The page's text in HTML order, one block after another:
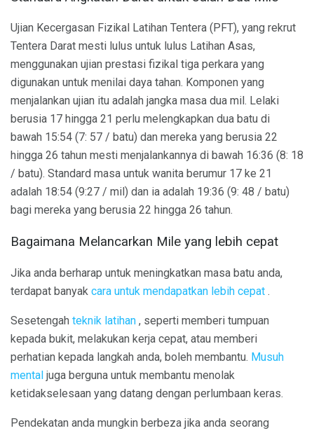
Ujian Kecergasan Fizikal Latihan Tentera (PFT), yang rekrut
Tentera Darat mesti lulus untuk lulus Latihan Asas,
menggunakan ujian prestasi fizikal tiga perkara yang
digunakan untuk menilai daya tahan. Komponen yang
menjalankan ujian itu adalah jangka masa dua mil. Lelaki
berusia 17 hingga 21 perlu melengkapkan dua batu di
bawah 15:54 (7: 57 / batu) dan mereka yang berusia 22
hingga 26 tahun mesti menjalankannya di bawah 16:36 (8: 18
/ batu). Standard masa untuk wanita berumur 17 ke 21
adalah 18:54 (9:27 / mil) dan ia adalah 19:36 (9: 48 / batu)
bagi mereka yang berusia 22 hingga 26 tahun.
Bagaimana Melancarkan Mile yang lebih cepat
Jika anda berharap untuk meningkatkan masa batu anda,
terdapat banyak cara untuk mendapatkan lebih cepat .
Sesetengah teknik latihan , seperti memberi tumpuan
kepada bukit, melakukan kerja cepat, atau memberi
perhatian kepada langkah anda, boleh membantu. Musuh
mental juga berguna untuk membantu menolak
ketidakselesaan yang datang dengan perlumbaan keras.
Pendekatan anda mungkin berbeza jika anda seorang